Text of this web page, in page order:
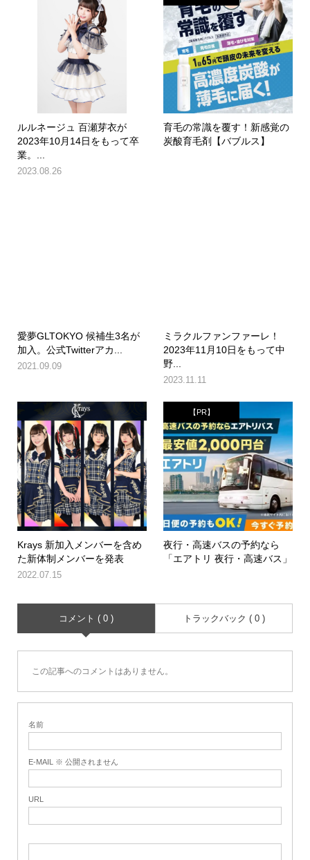
ルルネージュ 百瀬芽衣が
2023年10月14日をもって卒
業。...
2023.08.26
育毛の常識を覆す！新感覚の
炭酸育毛剤【バブルス】
愛夢GLTOKYO 候補生3名が
加入。公式Twitterアカ...
2021.09.09
ミラクルファンファーレ！
2023年11月10日をもって中
野...
2023.11.11
Krays 新加入メンバーを含め
た新体制メンバーを発表
2022.07.15
【PR】
夜行・高速バスの予約なら
「エアトリ 夜行・高速バス」
コメント ( 0 ) トラックバック ( 0 )
この記事へのコメントはありません。
名前
E-MAIL ※ 公開されません
URL